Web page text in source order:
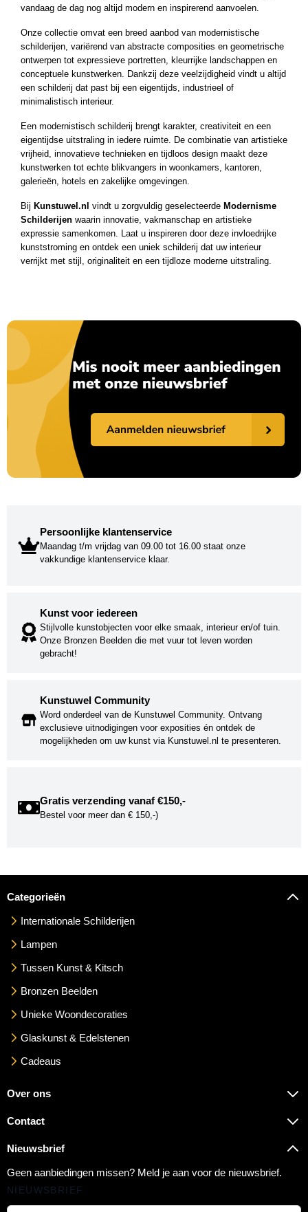
vandaag de dag nog altijd modern en inspirerend aanvoelen.
Onze collectie omvat een breed aanbod van modernistische
schilderijen, variërend van abstracte composities en geometrische
ontwerpen tot expressieve portretten, kleurrijke landschappen en
conceptuele kunstwerken. Dankzij deze veelzijdigheid vindt u altijd
een schilderij dat past bij een eigentijds, industrieel of
minimalistisch interieur.
Een modernistisch schilderij brengt karakter, creativiteit en een
eigentijdse uitstraling in iedere ruimte. De combinatie van artistieke
vrijheid, innovatieve technieken en tijdloos design maakt deze
kunstwerken tot echte blikvangers in woonkamers, kantoren,
galerieën, hotels en zakelijke omgevingen.
Bij Kunstuwel.nl vindt u zorgvuldig geselecteerde Modernisme
Schilderijen waarin innovatie, vakmanschap en artistieke
expressie samenkomen. Laat u inspireren door deze invloedrijke
kunststroming en ontdek een uniek schilderij dat uw interieur
verrijkt met stijl, originaliteit en een tijdloze moderne uitstraling.
Persoonlijke klantenservice
Maandag t/m vrijdag van 09.00 tot 16.00 staat onze
vakkundige klantenservice klaar.
Kunst voor iedereen
Stijlvolle kunstobjecten voor elke smaak, interieur en/of tuin.
Onze Bronzen Beelden die met vuur tot leven worden
gebracht!
Kunstuwel Community
Word onderdeel van de Kunstuwel Community. Ontvang
exclusieve uitnodigingen voor exposities én ontdek de
mogelijkheden om uw kunst via Kunstuwel.nl te presenteren.
Gratis verzending vanaf €150,-
Bestel voor meer dan € 150,-)
Categorieën
Internationale Schilderijen
Lampen
Tussen Kunst & Kitsch
Bronzen Beelden
Unieke Woondecoraties
Glaskunst & Edelstenen
Cadeaus
Over ons
Contact
Nieuwsbrief
Geen aanbiedingen missen? Meld je aan voor de nieuwsbrief.
NIEUWSBRIEF